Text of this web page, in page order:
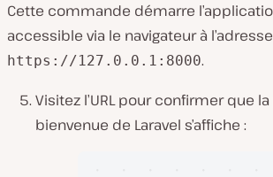
Cette commande démarre
accessible via le navigateur à l’adresse
https://127.0.0.1:8000.
Visitez l’URL pour confirmer que
bienvenue de Laravel s’affiche :